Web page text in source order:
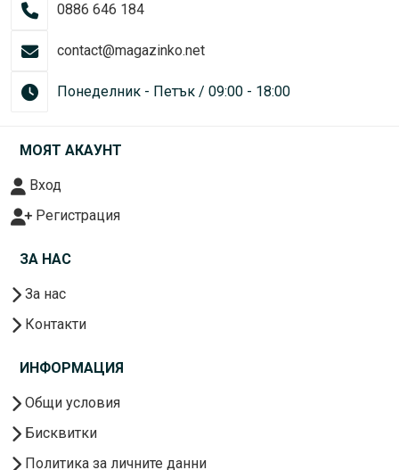
0886 646 184
contact@magazinko.net
Понеделник - Петък / 09:00 - 18:00
МОЯТ АКАУНТ
Вход
Регистрация
ЗА НАС
За нас
Контакти
ИНФОРМАЦИЯ
Общи условия
Бисквитки
Политика за личните данни